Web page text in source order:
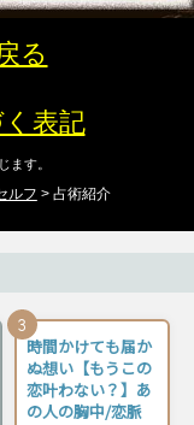
る
表記
ます。
ルフ > 占術紹介
3
時間かけても届か
ぬ想い【もうこの
恋叶わない？】あ
の人の胸中/恋脈